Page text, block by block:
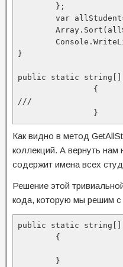
}
public static string[]
///
		}
Как видно в метод
коллекций. А вернуть
содержит имена всех
Решение этой
кода, которую мы решим
public static string[]
	}